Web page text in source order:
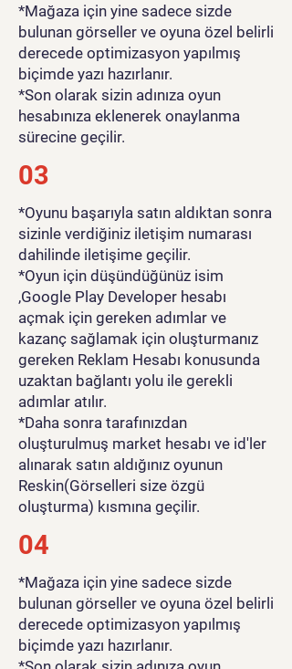
*Mağaza için yine sadece sizde
bulunan görseller ve oyuna özel belirli
derecede optimizasyon yapılmış
biçimde yazı hazırlanır.
*Son olarak sizin adınıza oyun
hesabınıza eklenerek onaylanma
sürecine geçilir.
03
*Oyunu başarıyla satın aldıktan sonra
sizinle verdiğiniz iletişim numarası
dahilinde iletişime geçilir.
*Oyun için düşündüğünüz isim
,Google Play Developer hesabı
açmak için gereken adımlar ve
kazanç sağlamak için oluşturmanız
gereken Reklam Hesabı konusunda
uzaktan bağlantı yolu ile gerekli
adımlar atılır.
*Daha sonra tarafınızdan
oluşturulmuş market hesabı ve id'ler
alınarak satın aldığınız oyunun
Reskin(Görselleri size özgü
oluşturma) kısmına geçilir.
04
*Mağaza için yine sadece sizde
bulunan görseller ve oyuna özel belirli
derecede optimizasyon yapılmış
biçimde yazı hazırlanır.